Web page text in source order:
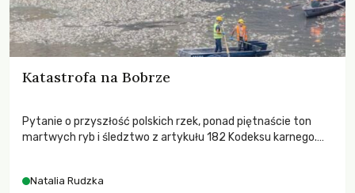
Katastrofa na Bobrze
Pytanie o przyszłość polskich rzek, ponad piętnaście ton
martwych ryb i śledztwo z artykułu 182 Kodeksu karnego.
zdarzeń prowadzących do biologicznej śmierci rzeki.
Natalia Rudzka